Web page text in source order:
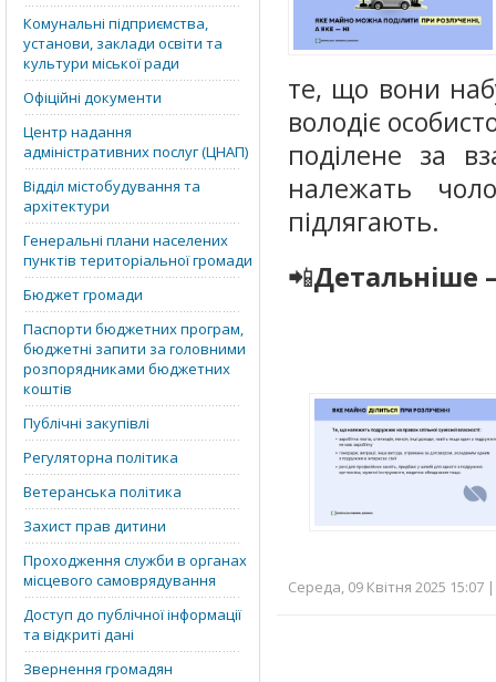
Комунальні підприємства,
установи, заклади освіти та
культури міської ради
Офіційні документи
Центр надання
адміністративних послуг (ЦНАП)
Відділ містобудування та
архітектури
Генеральні плани населених
пунктів територіальної громади
Бюджет громади
Паспорти бюджетних програм,
бюджетні запити за головними
розпорядниками бюджетних
коштів
Публічні закупівлі
Регуляторна політика
Ветеранська політика
Захист прав дитини
Проходження служби в органах
місцевого самоврядування
Доступ до публічної інформації
та відкриті дані
Звернення громадян
те, що вони
володіє
поділене за
належать
підлягають.
📲Детальніше
Середа, 09 Квітня 2025 15:07